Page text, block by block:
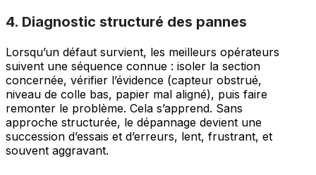
4. Diagnostic structuré des pannes
Lorsqu’un défaut survient, les meilleurs opérateurs
suivent une séquence connue : isoler la section
concernée, vérifier l’évidence (capteur obstrué,
niveau de colle bas, papier mal aligné), puis faire
remonter le problème. Cela s’apprend. Sans
approche structurée, le dépannage devient une
succession d’essais et d’erreurs, lent, frustrant, et
souvent aggravant.